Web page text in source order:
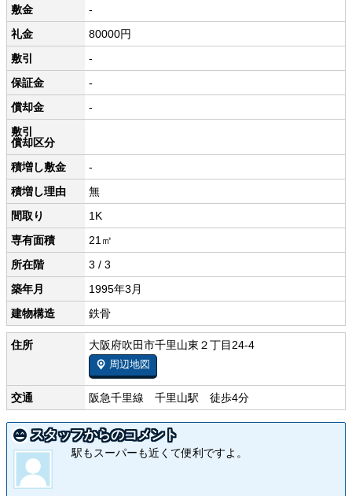
敷金
-
礼金
80000円
敷引
-
保証金
-
償却金
-
敷引
償却区分
積増し敷金
-
積増し理由
無
間取り
1K
専有面積
21㎡
所在階
3 / 3
築年月
1995年3月
建物構造
鉄骨
住所 大阪府吹田市千里山東２丁目24-4
周辺地図
交通 阪急千里線 千里山駅 徒歩4分
スタッフからのコメント
駅もスーパーも近くて便利ですよ。